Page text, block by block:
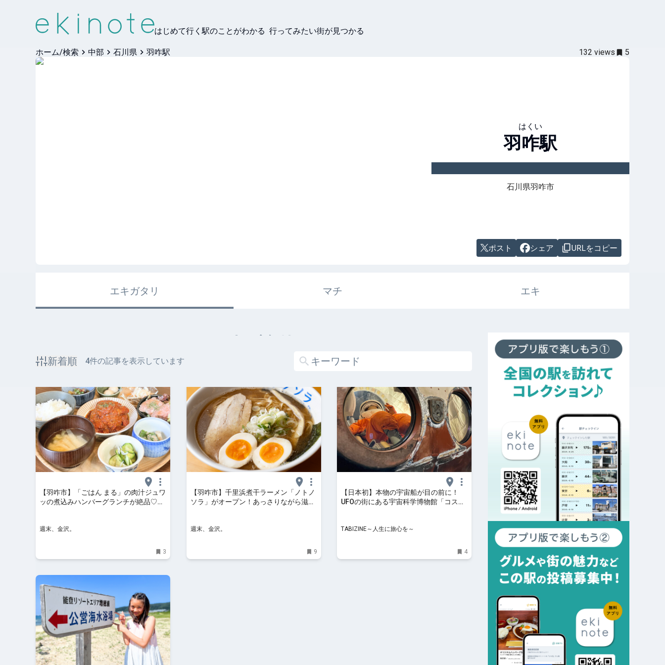
はじめて行く駅のことがわかる 行ってみたい街が見つかる
ホーム/検索 中部 石川県 羽咋駅 132 views 5
はくい
羽咋駅
石川県羽咋市
ポスト シェア URLをコピー
エキガタリ マチ エキ
エキガタリ
新着順 4件の記事を表示しています
【羽咋市】「ごはん まる」の肉汁ジュワ
ッの煮込みハンバーグランチが絶品♡夜
週末、金沢。
3
【羽咋市】千里浜煮干ラーメン「ノトノ
ソラ」がオープン！あっさりながら滋味
週末、金沢。
9
【日本初】本物の宇宙船が目の前に！
UFOの街にある宇宙科学博物館「コスモ
TABIZINE～人生に旅心を～
4